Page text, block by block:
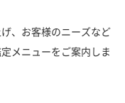
、お客様のニーズなど
メニューをご案内しま